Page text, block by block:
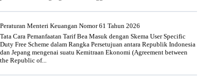
Peraturan Menteri Keuangan Nomor 61 Tahun 2026
Tata Cara Pemanfaatan Tarif Bea Masuk dengan Skema User Specific
Duty Free Scheme dalam Rangka Persetujuan antara Republik Indonesia
dan Jepang mengenai suatu Kemitraan Ekonomi (Agreement between
the Republic of...